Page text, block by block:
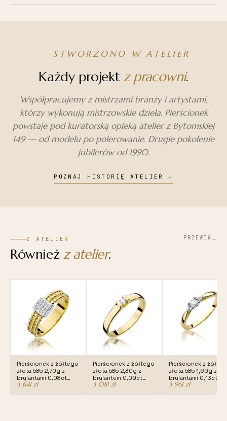
STWORZONO W ATELIER
Każdy projekt z pracowni.
Współpracujemy z mistrzami branży i artystami,
którzy wykonują mistrzowskie dzieła. Pierścionek
powstaje pod kuratorską opieką atelier z Bytomskiej
149 — od modelu po polerowanie. Drugie pokolenie
jubilerów od 1990.
POZNAJ HISTORIĘ ATELIER→
Z ATELIER
Również z atelier.
PRZEWIŃ →
Pierścionek z żółtego
złota 585 2,70g z
brylantami 0,08ct
dbj-353
3 641zł
Pierścionek z żółtego
złota 585 2,30g z
brylantem 0,09ct
dbj-334
3 081zł
Pierścionek z
złota 585 1,60g z
brylantami 0,13ct
428
3 961zł